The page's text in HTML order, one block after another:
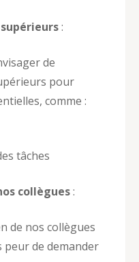
:
de
pour
comme :
tâches
collègues:
de nos collègues
peur de demander